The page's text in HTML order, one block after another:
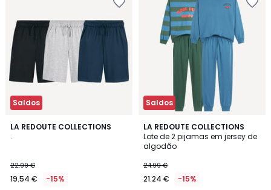
Saldos
LA REDOUTE COLLECTIONS
.
22.99 €
19.54 € -15%
4,5
Saldos
LA REDOUTE COLLECTIONS
Lote de 2 pijamas em jersey de
algodão
24.99 €
21.24 € -15%
4
/
5